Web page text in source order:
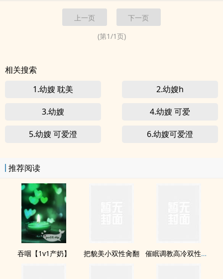
NTR <br><br>文案：好吃不如餃子，好玩不如小嫂子
上一页
下一页
(第1/1页)
相关搜索
1.幼嫂 耽美
2.幼嫂h
3.幼嫂 4.幼嫂 可爱
5.幼嫂 可爱澄 6.幼嫂可爱澄
推荐阅读
吞咽【1v1产奶】 把貌美小双性肏翻 催眠调教高冷双性美人室友